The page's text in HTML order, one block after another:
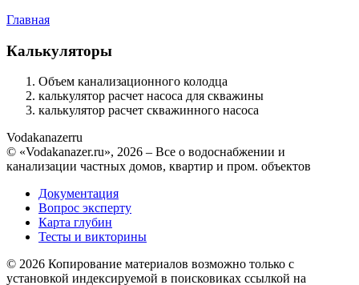
Главная
Калькуляторы
Объем канализационного колодца
калькулятор расчет насоса для скважины
калькулятор расчет скважинного насоса
Vodakanazerru
© «Vodakanazer.ru», 2026 – Все о водоснабжении и
канализации частных домов, квартир и пром. объектов
Документация
Вопрос эксперту
Карта глубин
Тесты и викторины
© 2026 Копирование материалов возможно только с
установкой индексируемой в поисковиках ссылкой на